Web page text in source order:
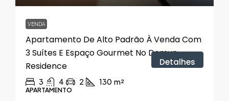
VENDA
Apartamento De Alto Padrão À Venda Com
3 Suítes E Espaço Gourmet No Domun
Residence
3 4 2 130 m²
APARTAMENTO
Detalhes